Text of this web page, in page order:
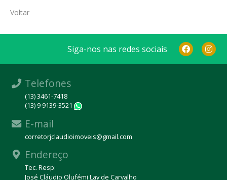
Voltar
Siga-nos nas redes sociais
Telefones
(13) 3461-7418
(13) 9 9139-3521
E-mail
corretorjclaudioimoveis@gmail.com
Endereço
Tec. Resp:
José Cláudio Olufémi Lay de Carvalho